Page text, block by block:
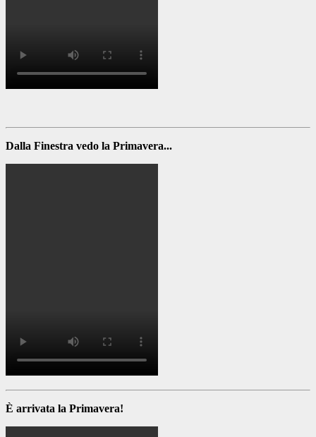
Dalla Finestra vedo la Primavera...
È arrivata la Primavera!